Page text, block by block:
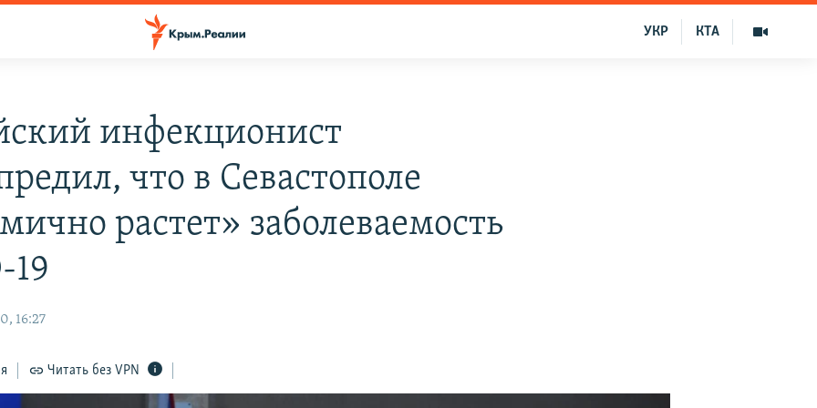
КТА
УКР
инфекционист
что в Севастополе
растет» заболеваемость
19
16:27
Читать без VPN